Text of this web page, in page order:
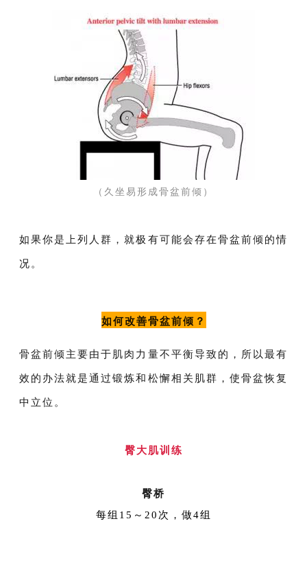
（久坐易形成骨盆前倾）
如果你是上列人群，就极有可能会存在骨盆前倾的情
况。
如何改善骨盆前倾？
骨盆前倾主要由于肌肉力量不平衡导致的，所以最有
效的办法就是通过锻炼和松懈相关肌群，使骨盆恢复
中立位。
臀大肌训练
臀桥
每组15～20次，做4组